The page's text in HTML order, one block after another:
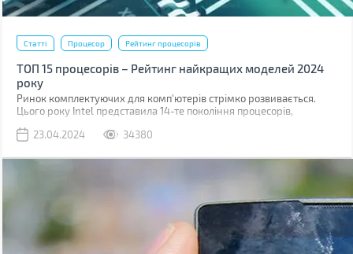
Статті Процесор Рейтинг процесорів
ТОП 15 процесорів – Рейтинг найкращих моделей 2024
року
Ринок комплектуючих для комп'ютерів стрімко розвивається.
Цього року Intel представила 14-те покоління процесорів,
рішення для платформ з підтримкою шини обміну даними PCI 5.0
23.04.2024 34380